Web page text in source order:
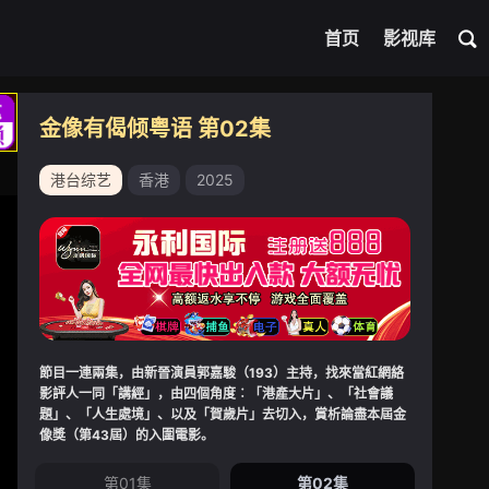
首页 影视库
金像有偈倾粤语 第02集
港台综艺 香港 2025
節目一連兩集，由新晉演員郭嘉駿（193）主持，找來當紅網絡
影評人一同「講經」，由四個角度︰「港產大片」、「社會議
題」、「人生處境」、以及「賀歲片」去切入，賞析論盡本屆金
像獎（第43屆）的入圍電影。
第01集 第02集